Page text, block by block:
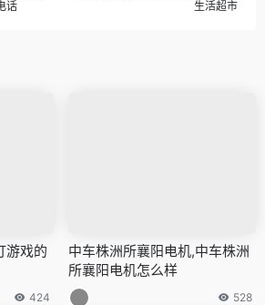
话
生活超市
游戏的
424
中车株洲所襄阳电机,中车株洲
所襄阳电机怎么样
528